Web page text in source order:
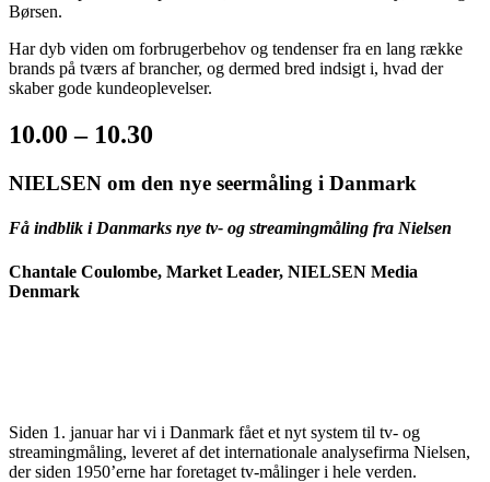
Børsen.
Har dyb viden om forbrugerbehov og tendenser fra en lang række
brands på tværs af brancher, og dermed bred indsigt i, hvad der
skaber gode kundeoplevelser.
10.00 – 10.30
NIELSEN om den nye seermåling i Danmark
Få indblik i Danmarks nye tv- og streamingmåling fra Nielsen
Chantale Coulombe, Market Leader, NIELSEN Media
Denmark
Siden 1. januar har vi i Danmark fået et nyt system til tv- og
streamingmåling, leveret af det internationale analysefirma Nielsen,
der siden 1950’erne har foretaget tv-målinger i hele verden.